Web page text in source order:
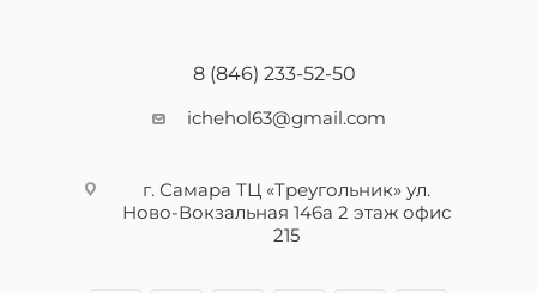
8 (846) 233-52-50
ichehol63@gmail.com
г. Самара ТЦ «Треугольник» ул.
Ново-Вокзальная 146а 2 этаж офис
215